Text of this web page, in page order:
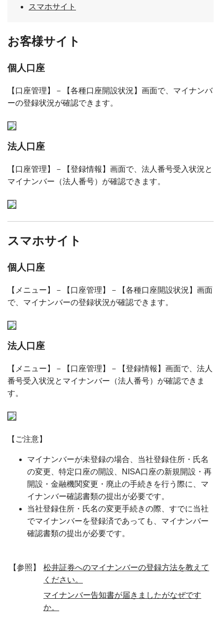
スマホサイト
お客様サイト
個人口座
【口座管理】－【各種口座開設状況】画面で、マイナンバ
ーの登録状況が確認できます。
法人口座
【口座管理】－【登録情報】画面で、法人番号受入状況と
マイナンバー（法人番号）が確認できます。
スマホサイト
個人口座
【メニュー】－【口座管理】－【各種口座開設状況】画面
で、マイナンバーの登録状況が確認できます。
法人口座
【メニュー】－【口座管理】－【登録情報】画面で、法人
番号受入状況とマイナンバー（法人番号）が確認できま
す。
【ご注意】
マイナンバーが未登録の場合、当社登録住所・氏名
の変更、特定口座の開設、NISA口座の新規開設・再
開設・金融機関変更・廃止の手続きを行う際に、マ
イナンバー確認書類の提出が必要です。
当社登録住所・氏名の変更手続きの際、すでに当社
でマイナンバーを登録済であっても、マイナンバー
確認書類の提出が必要です。
【参照】
松井証券へのマイナンバーの登録方法を教えて
ください。
マイナンバー告知書が届きましたがなぜです
か。